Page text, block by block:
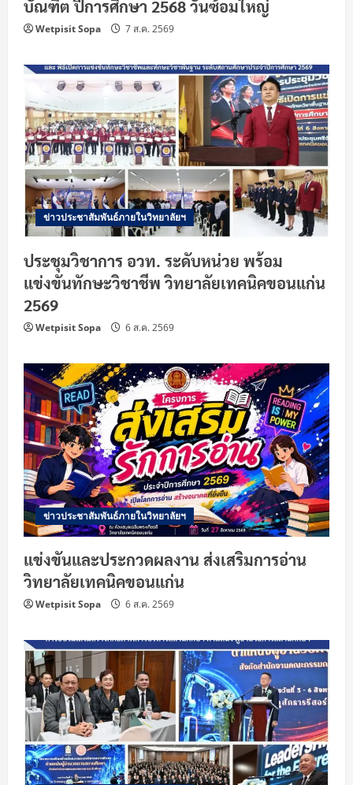
บัณฑิต ปีการศึกษา 2568 วันซ้อมใหญ่
Wetpisit Sopa 7 ส.ค. 2569
ข่าวประชาสัมพันธ์ภายในวิทยาลัยฯ
ประชุมวิชาการ อวท. ระดับหน่วย พร้อม
แข่งขันทักษะวิชาชีพ วิทยาลัยเทคนิคขอนแก่น
2569
Wetpisit Sopa 6 ส.ค. 2569
ข่าวประชาสัมพันธ์ภายในวิทยาลัยฯ
แข่งขันและประกวดผลงาน ส่งเสริมการอ่าน
วิทยาลัยเทคนิคขอนแก่น
Wetpisit Sopa 6 ส.ค. 2569